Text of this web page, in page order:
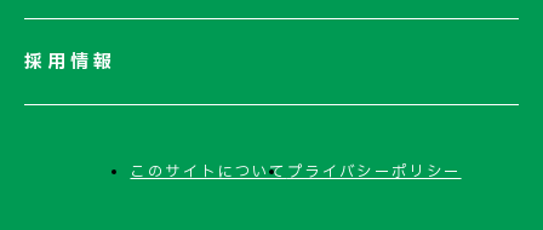
採用情報
このサイトについてプライバシーポリシー